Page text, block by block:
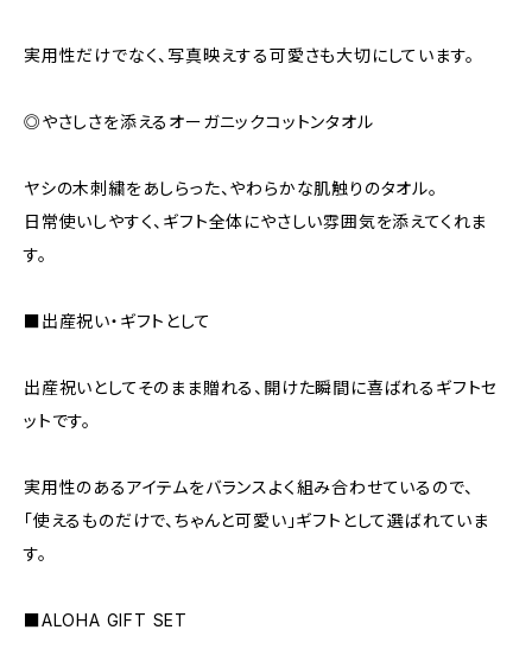
実用性だけでなく、写真映えする可愛さも大切にしています。
◎やさしさを添えるオーガニックコットンタオル
ヤシの木刺繍をあしらった、やわらかな肌触りのタオル。
日常使いしやすく、ギフト全体にやさしい雰囲気を添えてくれま
す。
■出産祝い・ギフトとして
出産祝いとしてそのまま贈れる、開けた瞬間に喜ばれるギフトセ
ットです。
実用性のあるアイテムをバランスよく組み合わせているので、
「使えるものだけで、ちゃんと可愛い」ギフトとして選ばれていま
す。
■ALOHA GIFT SET